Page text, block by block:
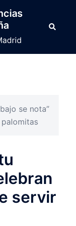
Buscar
se nota”
servir